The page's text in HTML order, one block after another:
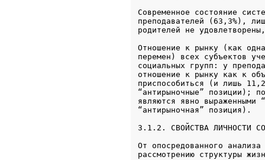
Современное состояние
преподавателей (63,3%),
родителей не
Отношение к рынку (как
перемен) всех субъектов
социальных групп: у
отношение к рынку как к
приспособиться (и лишь
“антирыночные” позиции);
являются явно выраженными
3.1.2. СВОЙСТВА ЛИЧНОСТИ
От опосредованного
рассмотрению структуры